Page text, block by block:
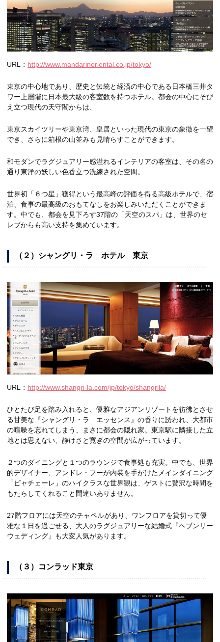
URL： http://www.mandarinoriental.co.jp/tokyo/
東京の中心地であり、歴史と伝統と経済の中心である日本橋三井タ
ワー上層階に日本最大級の客室数を持つホテル。都会の中心にそび
え立つ現代の天守閣からは、
東京スカイツリーや東京湾、皇居といった現代の東京の象徴を一望
でき、さらに箱根の山並みも見晴らすことができます。
和モダンでラグジュアリー感溢れるインテリアの客室は、その名の
通り東洋の妖しい色香立つ洗練された空間。
世界初「６つ星」獲得という最高峰の評価を得る高級ホテルで、宿
泊、食事の最高級のおもてなしをお楽しみいただくことができま
す。中でも、都会を見下ろす37階の「天空のスパ」は、世界のセ
レブからも高い支持を集めています。
（２）シャングリ・ラ ホテル 東京
URL： http://www.shangri-la.com/jp/tokyo/shangrila/
ひとたび足を踏み入れると、優雅なアジアンリゾートを彷彿とさせ
る甘美な『シャングリ・ラ エッセンス』の香りに誘われ、大都市
の喧噪を忘れてしまう、まさに都会の隠れ家。東京駅に隣接した立
地とは思えない、静けさと寛ぎの空間が広がっています。
２つのダイニングと１つのラウンジで食事処も充実。中でも、世界
的デザイナー、アンドレ・フーが内装を手がけたメインダイニング
「ピャチェーレ」のハイクラスな世界観は、ゲストに贅沢な時間を
もたらしてくれること間違いありません。
27階フロアには天空のチャペルがあり、ワンフロアを貸切って優
雅な１日を過ごせる、大人のラグジュアリーな結婚式『ヘブンリー
ウェディング』も大変人気があります。
（３）コンラッド東京